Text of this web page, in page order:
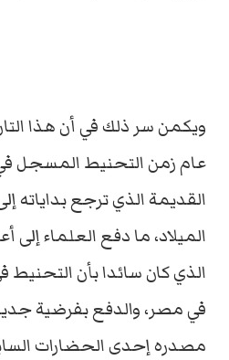
عام زمن التحنيط المسجل
الميلاد، ما دفع العلماء إلى
الذي كان سائدا بأن التحنيط
في مصر، والدفع بفرضية
مصدره إحدى الحضارات